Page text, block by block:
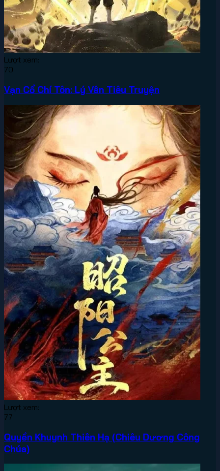
Lượt xem:
70
Vạn Cổ Chí Tôn: Lý Vân Tiêu Truyện
Lượt xem:
77
Quyền Khuynh Thiên Hạ (Chiêu Dương Công
Chúa)